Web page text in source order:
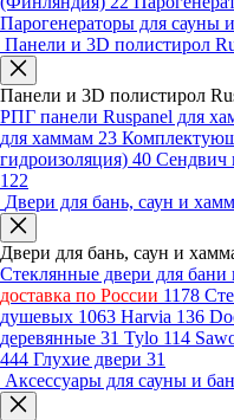
Парогенераторы для сауны
Панели и 3D полистирол
Панели и 3D полистирол
РПГ панели Ruspanel для
для хаммам 23
гидроизоляция) 40 Сендвич
122
Двери для бань, саун и
Двери для бань, саун и
Стеклянные двери для бани
доставка по России 1178
душевых 1063 Harvia 136
деревянные 31 Tylo 114
444 Глухие двери 31
Аксессуары для сауны и